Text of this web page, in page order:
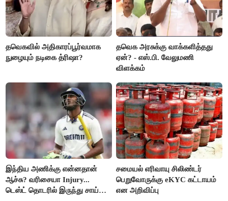
தவெகவில் அதிகாரப்பூர்வமாக
நுழையும் நடிகை த்ரிஷா?
தவெக அரசுக்கு வாக்களித்தது
ஏன்? - எஸ்.பி. வேலுமணி
விளக்கம்
இந்திய அணிக்கு என்னதான்
ஆச்சு? வரிசையா Injury...
டெஸ்ட் தொடரில் இருந்து சாய்
சமையல் எரிவாயு சிலிண்டர்
பெறுவோருக்கு eKYC கட்டாயம்
என அறிவிப்பு